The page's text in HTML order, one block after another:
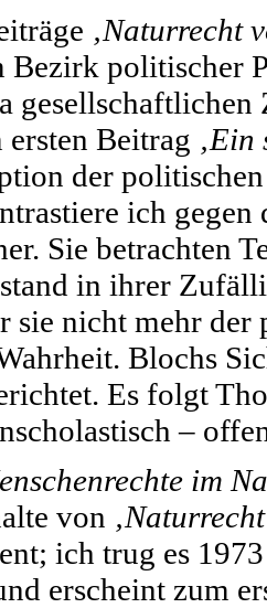
‚Naturrecht
Bezirk politischer
Beitrag ‚Ein
der
ich
Sie betrachten
in ihrer
sie nicht mehr
Blochs
Es folgt
–
im
von
ich trug es
erscheint zum